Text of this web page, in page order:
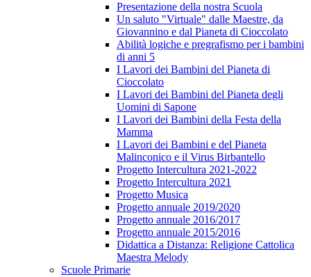
Presentazione della nostra Scuola
Un saluto "Virtuale" dalle Maestre, da
Giovannino e dal Pianeta di Cioccolato
Abilità logiche e pregrafismo per i bambini
di anni 5
I Lavori dei Bambini del Pianeta di
Cioccolato
I Lavori dei Bambini del Pianeta degli
Uomini di Sapone
I Lavori dei Bambini della Festa della
Mamma
I Lavori dei Bambini e del Pianeta
Malinconico e il Virus Birbantello
Progetto Intercultura 2021-2022
Progetto Intercultura 2021
Progetto Musica
Progetto annuale 2019/2020
Progetto annuale 2016/2017
Progetto annuale 2015/2016
Didattica a Distanza: Religione Cattolica
Maestra Melody
Scuole Primarie